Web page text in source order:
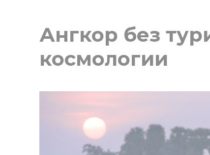
Ангкор без
космологии